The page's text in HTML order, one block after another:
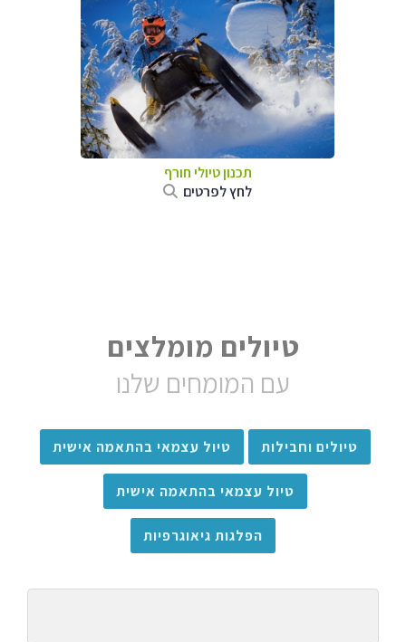
תכנון טיולי חורף
לחץ לפרטים
טיולים מומלצים
עם המומחים שלנו
טיולים וחבילות טיול עצמאי בהתאמה אישית
טיול עצמאי בהתאמה אישית
הפלגות גיאוגרפיות